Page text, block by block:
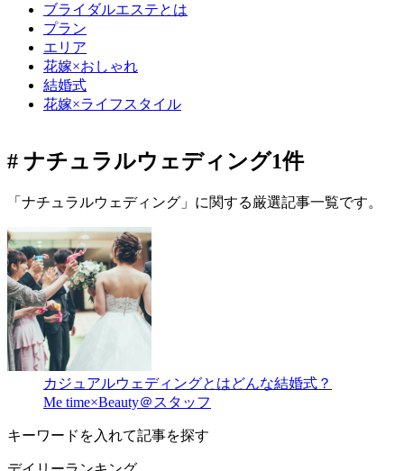
ブライダルエステとは
プラン
エリア
花嫁×おしゃれ
結婚式
花嫁×ライフスタイル
# ナチュラルウェディング1件
「ナチュラルウェディング」に関する厳選記事一覧です。
カジュアルウェディングとはどんな結婚式？
Me time×Beauty＠スタッフ
キーワードを入れて記事を探す